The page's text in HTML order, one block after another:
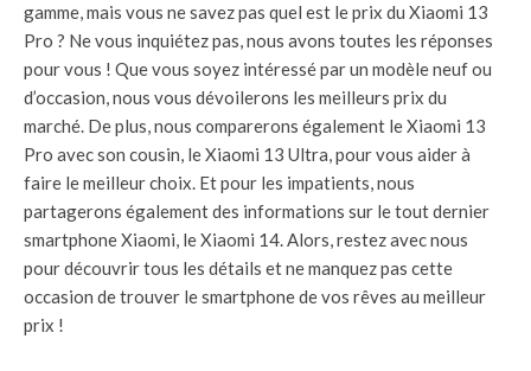
gamme, mais vous ne savez pas quel est le prix du Xiaomi 13
Pro ? Ne vous inquiétez pas, nous avons toutes les réponses
pour vous ! Que vous soyez intéressé par un modèle neuf ou
d’occasion, nous vous dévoilerons les meilleurs prix du
marché. De plus, nous comparerons également le Xiaomi 13
Pro avec son cousin, le Xiaomi 13 Ultra, pour vous aider à
faire le meilleur choix. Et pour les impatients, nous
partagerons également des informations sur le tout dernier
smartphone Xiaomi, le Xiaomi 14. Alors, restez avec nous
pour découvrir tous les détails et ne manquez pas cette
occasion de trouver le smartphone de vos rêves au meilleur
prix !